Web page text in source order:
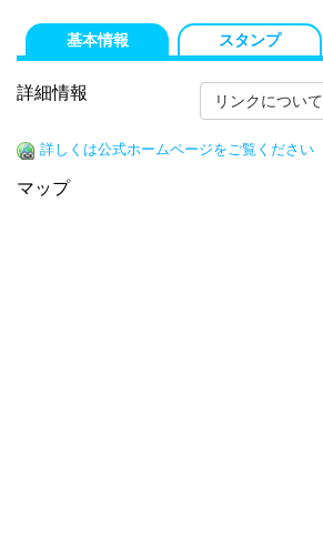
基本情報 スタンプ
リンクについて
詳細情報
詳しくは公式ホームページをご覧ください
マップ